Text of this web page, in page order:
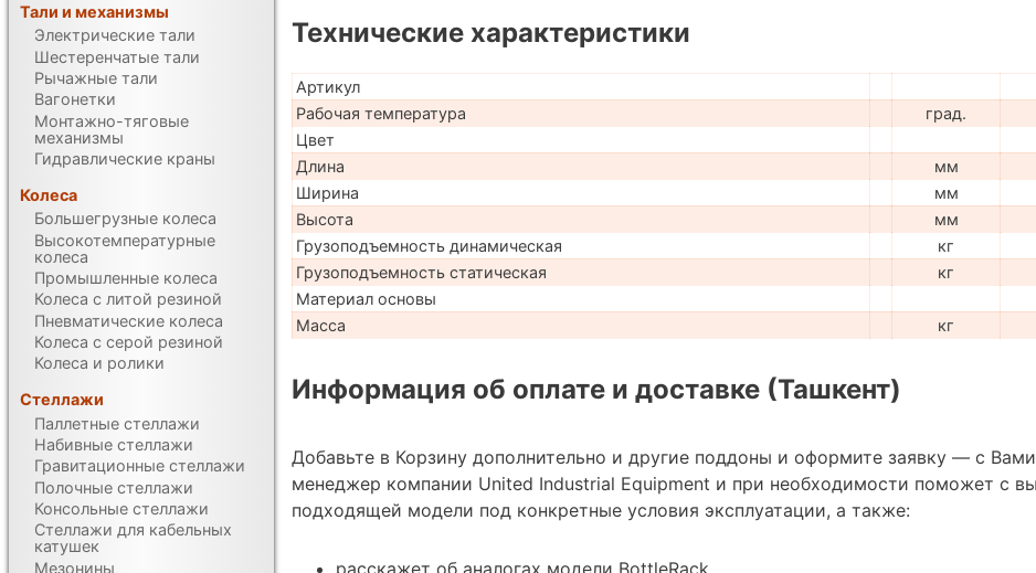
Технические характеристики
Артикул
Рабочая температура
град.
Цвет
Длина
мм
Ширина
мм
Высота
мм
Грузоподъемность динамическая
кг
Грузоподъемность статическая
кг
Материал основы
Масса
кг
Информация об оплате и доставке (Ташкент)
Добавьте в Корзину дополнительно и другие поддоны и оформите заявку — с
менеджер компании United Industrial Equipment и при необходимости поможет с
подходящей модели под конкретные условия эксплуатации, а также:
расскажет об аналогах модели BottleRack
Тали и механизмы
Электрические тали
Шестеренчатые тали
Рычажные тали
Вагонетки
Монтажно-тяговые
механизмы
Гидравлические краны
Колеса
Большегрузные колеса
Высокотемпературные
колеса
Промышленные колеса
Колеса с литой резиной
Пневматические колеса
Колеса с серой резиной
Колеса и ролики
Стеллажи
Паллетные стеллажи
Набивные стеллажи
Гравитационные стеллажи
Полочные стеллажи
Консольные стеллажи
Стеллажи для кабельных
катушек
Мезонины